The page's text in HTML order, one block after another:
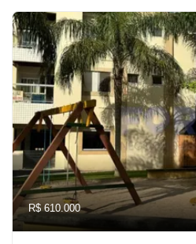
R$ 610.000